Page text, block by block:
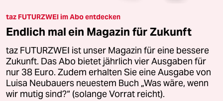
taz FUTURZWEI im Abo entdecken
Endlich mal ein Magazin für Zukunft
taz FUTURZWEI ist unser Magazin für eine bessere
Zukunft. Das Abo bietet jährlich vier Ausgaben für
nur 38 Euro. Zudem erhalten Sie eine Ausgabe von
Luisa Neubauers neuestem Buch „Was wäre, wenn
wir mutig sind?“ (solange Vorrat reicht).